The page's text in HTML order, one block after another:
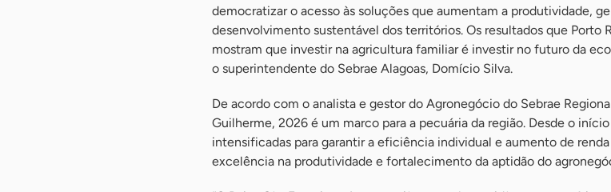
democratizar o acesso às soluções que aumentam a produtividade,
desenvolvimento sustentável dos territórios. Os resultados que Porto
mostram que investir na agricultura familiar é investir no futuro da
o superintendente do Sebrae Alagoas, Domício Silva.
De acordo com o analista e gestor do Agronegócio do Sebrae
Guilherme, 2026 é um marco para a pecuária da região. Desde o
intensificadas para garantir a eficiência individual e aumento de
excelência na produtividade e fortalecimento da aptidão do